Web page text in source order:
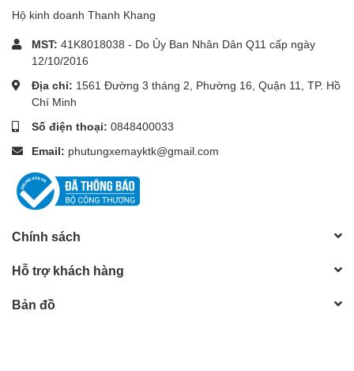
Hộ kinh doanh Thanh Khang
MST: 41K8018038 - Do Ủy Ban Nhân Dân Q11 cấp ngày
12/10/2016
Địa chỉ: 1561 Đường 3 tháng 2, Phường 16, Quận 11, TP. Hồ
Chí Minh
Số điện thoại: 0848400033
Email: phutungxemayktk@gmail.com
Chính sách
Hỗ trợ khách hàng
Bản đồ